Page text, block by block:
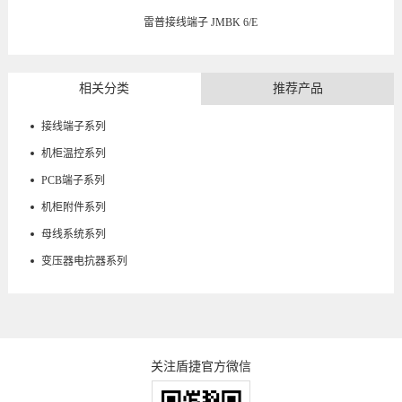
雷普接线端子 JMBK 6/E
相关分类 推荐产品
接线端子系列
机柜温控系列
PCB端子系列
机柜附件系列
母线系统系列
变压器电抗器系列
关注盾捷官方微信